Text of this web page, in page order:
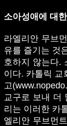
소아성애에 대
라엘리안 무브
유를 즐기는 것
호하지 않는다.
이다. 카톨릭 교
고
교구로 보내 더
리는 이러한 카
엘리안 무브먼